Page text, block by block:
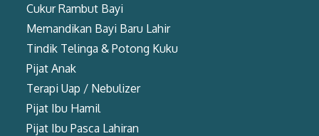
Cukur Rambut Bayi
Memandikan Bayi Baru Lahir
Tindik Telinga & Potong Kuku
Pijat Anak
Terapi Uap / Nebulizer
Pijat Ibu Hamil
Pijat Ibu Pasca Lahiran